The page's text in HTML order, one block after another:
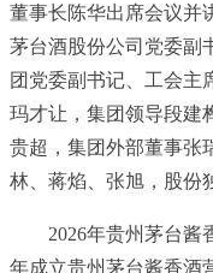
董事长陈华出席会议并
茅台酒股份公司党委副
团党委副 书记 、工会
玛才让，集团领导段建
贵超，集团外部董事张
林、蒋焰、张旭，股份
2026年贵州茅台酱
年成立贵州茅台酱香酒